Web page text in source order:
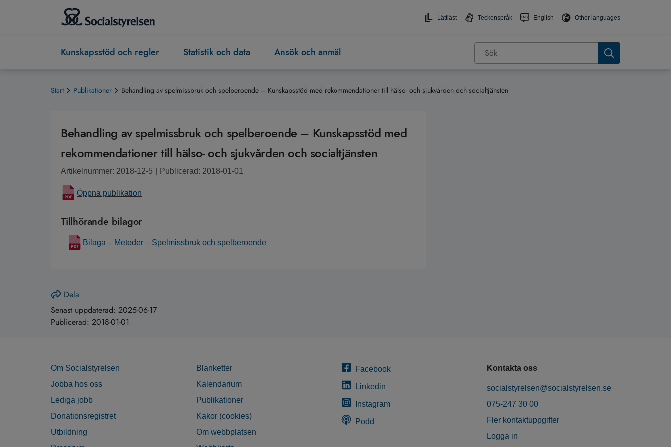
Lättläst Teckenspråk English Other languages
Kunskapsstöd och regler Statistik och data Ansök och anmäl
Start Publikationer Behandling av spelmissbruk och spelberoende – Kunskapsstöd med rekommendationer till hälso- och sjukvården och socialtjänsten
Behandling av spelmissbruk och spelberoende – Kunskapsstöd med
rekommendationer till hälso- och sjukvården och socialtjänsten
Artikelnummer: 2018-12-5 Publicerad: 2018-01-01
Öppna publikation
Tillhörande bilagor
Bilaga – Metoder – Spelmissbruk och spelberoende
Dela
Senast uppdaterad: 2025-06-17
Publicerad: 2018-01-01
Om Socialstyrelsen
Jobba hos oss
Lediga jobb
Donationsregistret
Utbildning
Blanketter
Kalendarium
Publikationer
Kakor (cookies)
Om webbplatsen
Facebook
Linkedin
Instagram
Podd
Kontakta oss
socialstyrelsen@socialstyrelsen.se
075-247 30 00
Fler kontaktuppgifter
Logga in